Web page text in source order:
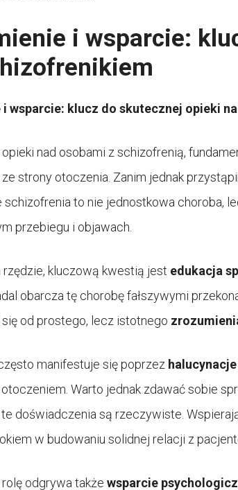
i wsparcie:
wsparcie: klucz do skutecznej opieki
nad osobami z schizofrenią,
ze strony otoczenia. Zanim jednak
schizofrenia to nie jednostkowa choroba,
przebiegu i objawach.
kluczową kwestią jest edukacja
obarcza tę chorobę fałszywymi
od prostego, lecz istotnego
manifestuje się poprzez
Warto jednak zdawać sobie
doświadczenia są rzeczywiste.
w budowaniu solidnej relacji z
odgrywa także wsparcie